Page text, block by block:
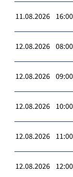
11.08.2026
12.08.2026
12.08.2026
12.08.2026
12.08.2026
12.08.2026